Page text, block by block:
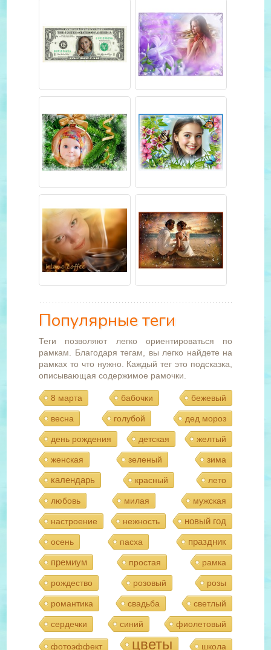
Популярные теги
Теги позволяют легко ориентироваться по
рамкам. Благодаря тегам, вы легко найдете на
рамках то что нужно. Каждый тег это подсказка,
описывающая содержимое рамочки.
8 марта бабочки бежевый
весна голубой дед мороз
день рождения детская желтый
женская зеленый зима
календарь красный лето
любовь милая мужская
настроение нежность новый год
осень пасха
праздник
премиум
простая рамка
рождество розовый розы
романтика свадьба светлый
сердечки синий фиолетовый
фотоэффект цветы школа